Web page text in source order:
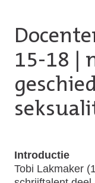
15-18
Introductie
Tobi Lakmaker